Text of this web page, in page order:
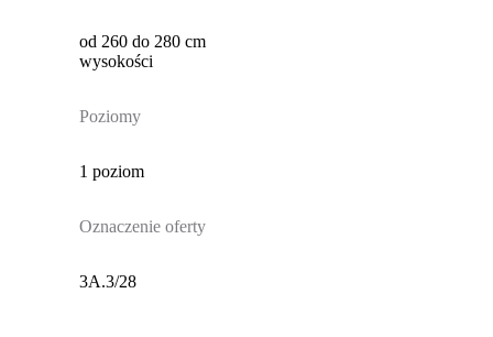
od 260 do 280 cm
wysokości
Poziomy
1 poziom
Oznaczenie oferty
3A.3/28